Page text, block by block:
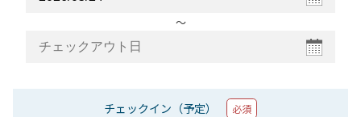
〜
チェックイン（予定） 必須